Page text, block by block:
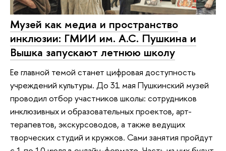
Музей как медиа и пространство
инклюзии: ГМИИ им. А.С. Пушкина и
Вышка запускают летнюю школу
Ее главной темой станет цифровая доступность
учреждений культуры. До 31 мая Пушкинский музей
проводил отбор участников школы: сотрудников
инклюзивных и образовательных проектов, арт-
терапевтов, экскурсоводов, а также ведущих
творческих студий и кружков. Сами занятия пройдут